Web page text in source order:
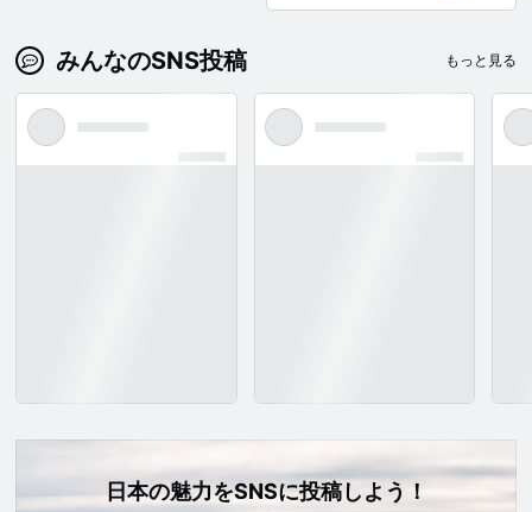
みんなのSNS投稿 もっと見る
日本の魅力をSNSに投稿しよう！